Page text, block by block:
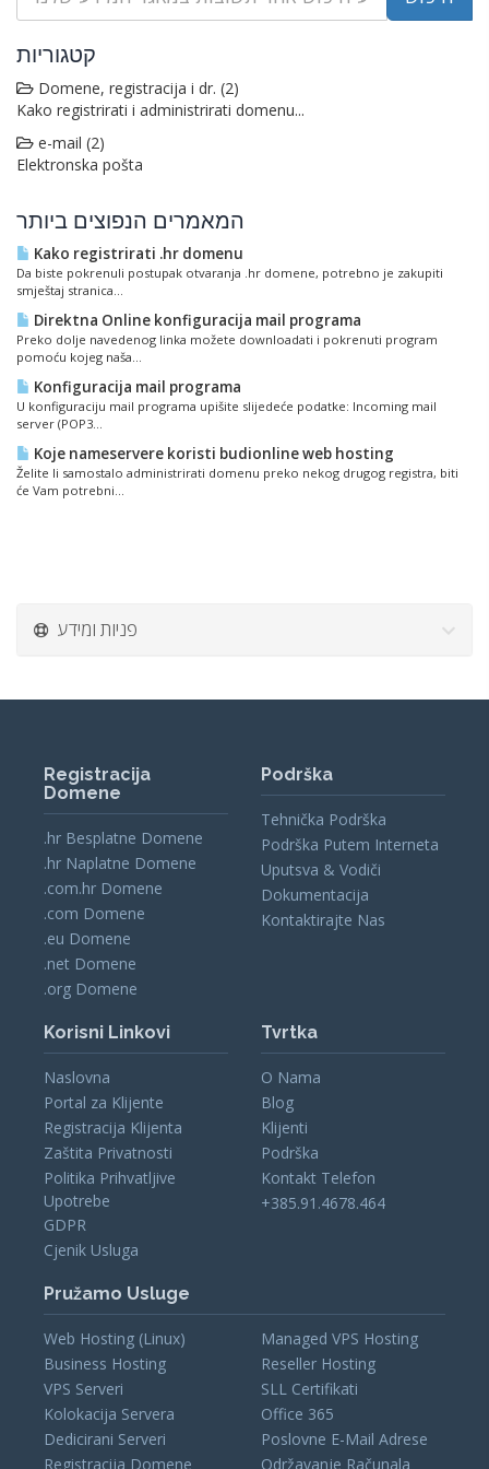
קטגוריות
Domene, registracija i dr. (2)
Kako registrirati i administrirati domenu...
e-mail (2)
Elektronska pošta
המאמרים הנפוצים ביותר
Kako registrirati .hr domenu
Da biste pokrenuli postupak otvaranja .hr domene, potrebno je zakupiti
smještaj stranica...
Direktna Online konfiguracija mail programa
Preko dolje navedenog linka možete downloadati i pokrenuti program
pomoću kojeg naša...
Konfiguracija mail programa
U konfiguraciju mail programa upišite slijedeće podatke: Incoming mail
server (POP3...
Koje nameservere koristi budionline web hosting
Želite li samostalo administrirati domenu preko nekog drugog registra, biti
će Vam potrebni...
פניות ומידע
Pružamo Usluge
Web Hosting (Linux)
Business Hosting
VPS Serveri
Kolokacija Servera
Dedicirani Serveri
Registracija Domene
Managed VPS Hosting
Reseller Hosting
SLL Certifikati
Office 365
Poslovne E-Mail Adrese
Održavanje Računala
Registracija
Domene
.hr Besplatne Domene
.hr Naplatne Domene
.com.hr Domene
.com Domene
.eu Domene
.net Domene
.org Domene
Podrška
Tehnička Podrška
Podrška Putem Interneta
Uputsva & Vodiči
Dokumentacija
Kontaktirajte Nas
Korisni Linkovi
Naslovna
Portal za Klijente
Registracija Klijenta
Zaštita Privatnosti
Politika Prihvatljive
Upotrebe
GDPR
Cjenik Usluga
Tvrtka
O Nama
Blog
Klijenti
Podrška
Kontakt Telefon
+385.91.4678.464